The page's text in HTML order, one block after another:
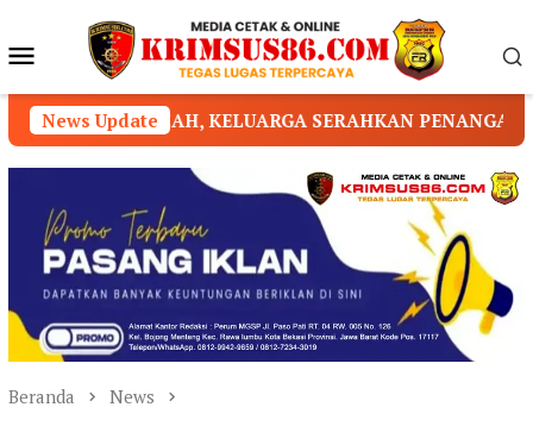
konten Menu
Mobile
News Update
SERAHKAN PENANGANAN KEPADA PIHAK
Beranda News